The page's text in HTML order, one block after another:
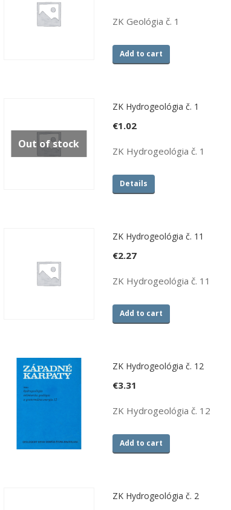
ZK Geológia č. 1
Add to cart
Out of stock
ZK Hydrogeológia č. 1
€1.02
ZK Hydrogeológia č. 1
Details
ZK Hydrogeológia č. 11
€2.27
ZK Hydrogeológia č. 11
Add to cart
ZK Hydrogeológia č. 12
€3.31
ZK Hydrogeológia č. 12
Add to cart
ZK Hydrogeológia č. 2